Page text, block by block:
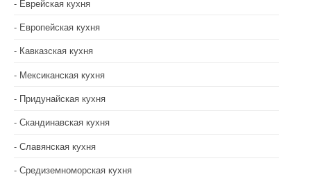
Еврейская кухня
Европейская кухня
Кавказская кухня
Мексиканская кухня
Придунайская кухня
Скандинавская кухня
Славянская кухня
Средиземноморская кухня